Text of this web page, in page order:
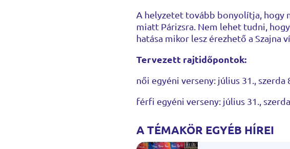
A helyzetet tovább bonyolítja, hogy
miatt Párizsra. Nem lehet tudni,
hatása mikor lesz érezhető a Szajna
Tervezett rajtidőpontok:
női egyéni verseny: július 31., szerda
férfi egyéni verseny: július 31.,
A TÉMAKÖR EGYÉB HÍREI